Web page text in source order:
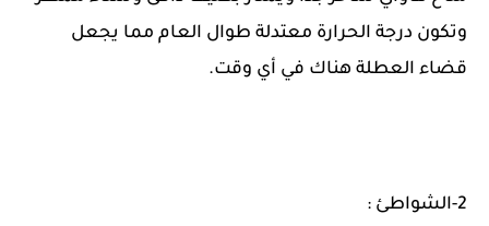
وتكون درجة الحرارة معتدلة طوال العام مما يجعل
قضاء العطلة هناك في أي وقت.
2-الشواطئ :